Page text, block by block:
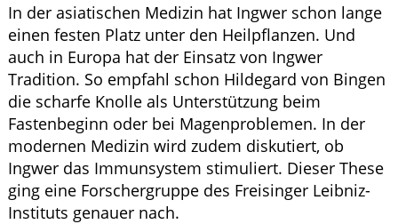
In der asiatischen Medizin hat Ingwer schon lange
einen festen Platz unter den Heilpflanzen. Und
auch in Europa hat der Einsatz von Ingwer
Tradition. So empfahl schon Hildegard von Bingen
die scharfe Knolle als Unterstützung beim
Fastenbeginn oder bei Magenproblemen. In der
modernen Medizin wird zudem diskutiert, ob
Ingwer das Immunsystem stimuliert. Dieser These
ging eine Forschergruppe des Freisinger Leibniz-
Instituts genauer nach.